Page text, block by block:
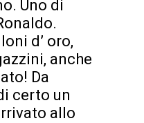
Uno di
d’ oro,
anche
Da
certo un
allo